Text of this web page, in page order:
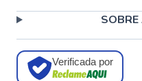
Verificada por